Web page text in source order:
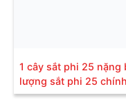
1 cây sắt phi 25
lượng sắt phi 25